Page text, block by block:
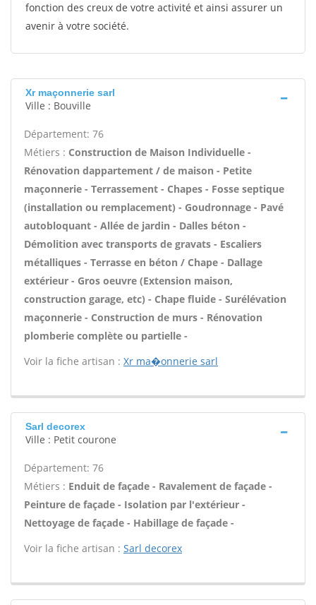
fonction des creux de votre activité et ainsi assurer un
avenir à votre société.
Xr maçonnerie sarl
Ville : Bouville
Département: 76
Métiers : Construction de Maison Individuelle -
Rénovation dappartement / de maison - Petite
maçonnerie - Terrassement - Chapes - Fosse septique
(installation ou remplacement) - Goudronnage - Pavé
autobloquant - Allée de jardin - Dalles béton -
Démolition avec transports de gravats - Escaliers
métalliques - Terrasse en béton / Chape - Dallage
extérieur - Gros oeuvre (Extension maison,
construction garage, etc) - Chape fluide - Surélévation
maçonnerie - Construction de murs - Rénovation
plomberie complète ou partielle -
Voir la fiche artisan : Xr ma�onnerie sarl
Sarl decorex
Ville : Petit courone
Département: 76
Métiers : Enduit de façade - Ravalement de façade -
Peinture de façade - Isolation par l'extérieur -
Nettoyage de façade - Habillage de façade -
Voir la fiche artisan : Sarl decorex